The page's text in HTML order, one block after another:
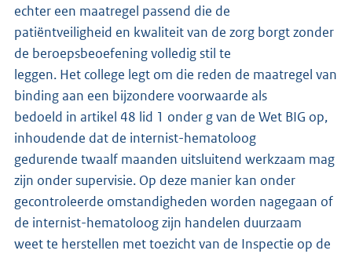
echter een maatregel passend die de
patiëntveiligheid en kwaliteit van de zorg borgt zonder
de beroepsbeoefening volledig stil te
leggen. Het college legt om die reden de maatregel van
binding aan een bijzondere voorwaarde als
bedoeld in artikel 48 lid 1 onder g van de Wet BIG op,
inhoudende dat de internist-hematoloog
gedurende twaalf maanden uitsluitend werkzaam mag
zijn onder supervisie. Op deze manier kan onder
gecontroleerde omstandigheden worden nagegaan of
de internist-hematoloog zijn handelen duurzaam
weet te herstellen met toezicht van de Inspectie op de